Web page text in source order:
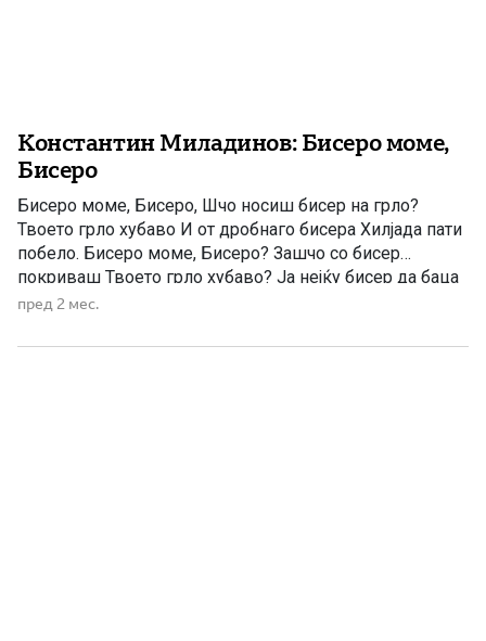
Константин Миладинов: Бисеро моме,
Бисеро
Бисеро моме, Бисеро, Шчо носиш бисер на грло?
Твоето грло хубаво И от дробнаго бисера Хилјада пати
побело. Бисеро моме, Бисеро? Зашчо со бисер
покриваш Твоето грло хубаво? Ја нејќу бисер да баца
Тука сака твоето грло.- Бисеро моме Бисеро, За кого
Бисера.
пред 2 мес.